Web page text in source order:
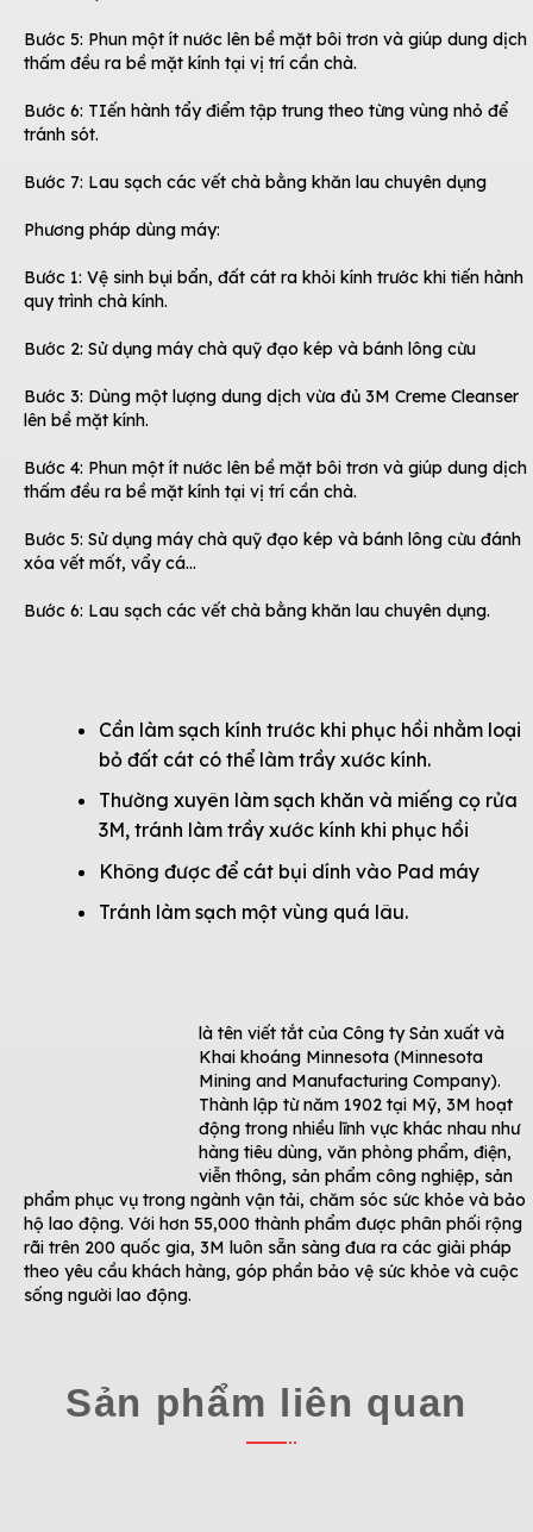
Bước 5: Phun một ít nước lên bề mặt bôi trơn và giúp dung dịch
thấm đều ra bề mặt kính tại vị trí cần chà.
Bước 6: TIến hành tẩy điểm tập trung theo từng vùng nhỏ để
tránh sót.
Bước 7: Lau sạch các vết chà bằng khăn lau chuyên dụng
Phương pháp dùng máy:
Bước 1: Vệ sinh bụi bẩn, đất cát ra khỏi kính trước khi tiến hành
quy trình chà kính.
Bước 2: Sử dụng máy chà quỹ đạo kép và bánh lông cừu
Bước 3: Dùng một lượng dung dịch vừa đủ 3M Creme Cleanser
lên bề mặt kính.
Bước 4: Phun một ít nước lên bề mặt bôi trơn và giúp dung dịch
thấm đều ra bề mặt kính tại vị trí cần chà.
Bước 5: Sử dụng máy chà quỹ đạo kép và bánh lông cừu đánh
xóa vết mốt, vẩy cá…
Bước 6: Lau sạch các vết chà bằng khăn lau chuyên dụng.
Cần làm sạch kính trước khi phục hồi nhằm loại
bỏ đất cát có thể làm trầy xước kính.
Thường xuyên làm sạch khăn và miếng cọ rửa
3M, tránh làm trầy xước kính khi phục hồi
Không được để cát bụi dính vào Pad máy
Tránh làm sạch một vùng quá lâu.
là tên viết tắt của Công ty Sản xuất và
Khai khoáng Minnesota (Minnesota
Mining and Manufacturing Company).
Thành lập từ năm 1902 tại Mỹ, 3M hoạt
động trong nhiều lĩnh vực khác nhau như
hàng tiêu dùng, văn phòng phẩm, điện,
viễn thông, sản phẩm công nghiệp, sản
phẩm phục vụ trong ngành vận tải, chăm sóc sức khỏe và bảo
hộ lao động. Với hơn 55,000 thành phẩm được phân phối rộng
rãi trên 200 quốc gia, 3M luôn sẵn sàng đưa ra các giải pháp
theo yêu cầu khách hàng, góp phần bảo vệ sức khỏe và cuộc
sống người lao động.
Sản phẩm liên quan